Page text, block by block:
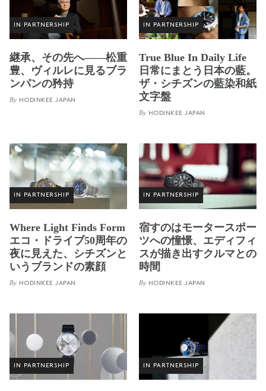
IN PARTNERSHIP
継承、その先へ——松重
豊、ヴィルレに見るブラ
ンパンの矜持
By HODINKEE JAPAN
IN PARTNERSHIP
True Blue In Daily Life
日常にまとう日本の藍。
ザ・シチズンの藍染和紙
文字盤
By HODINKEE JAPAN
IN PARTNERSHIP
Where Light Finds Form
エコ・ドライブ50周年の
夜に見えた、シチズンと
いうブランドの素顔
By HODINKEE JAPAN
IN PARTNERSHIP
宿すのはモータースポー
ツへの憧憬、エディフィ
スが描き出すクルマとの
時間
By HODINKEE JAPAN
IN PARTNERSHIP IN PARTNERSHIP